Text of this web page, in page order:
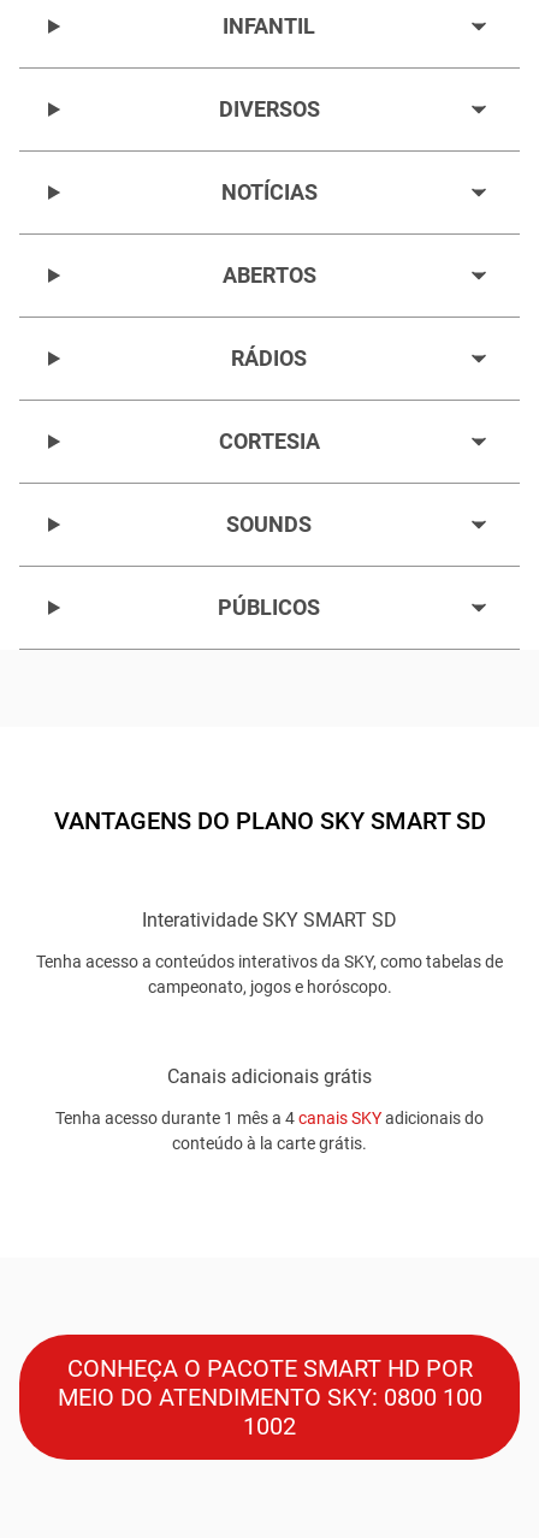
INFANTIL
DIVERSOS
NOTÍCIAS
ABERTOS
RÁDIOS
CORTESIA
SOUNDS
PÚBLICOS
VANTAGENS DO PLANO SKY SMART SD
Interatividade SKY SMART SD
Tenha acesso a conteúdos interativos da SKY, como tabelas de
campeonato, jogos e horóscopo.
Canais adicionais grátis
Tenha acesso durante 1 mês a 4canais SKYadicionais do
conteúdo à la carte grátis.
CONHEÇA O PACOTE SMART HD POR
MEIO DO ATENDIMENTO SKY: 0800 100
1002